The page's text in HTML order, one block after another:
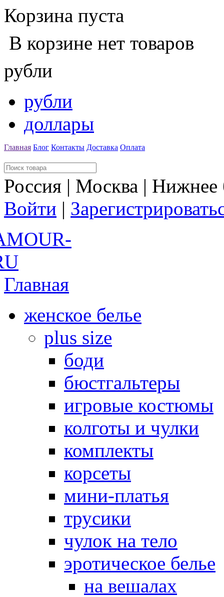
Корзина пуста
В корзине нет товаров
рубли
рубли
доллары
Главная Блог Контакты Доставка Оплата
Россия | Москва |
Войти |
Главная
женское белье
plus size
боди
бюстгальтеры
игровые костюмы
колготы и чулки
комплекты
корсеты
мини-платья
трусики
чулок на тело
эротическое белье
на вешалах